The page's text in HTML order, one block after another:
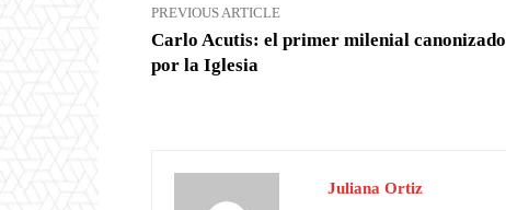
PREVIOUS ARTICLE
Carlo Acutis: el primer milenial canonizado
por la Iglesia
Juliana Ortiz